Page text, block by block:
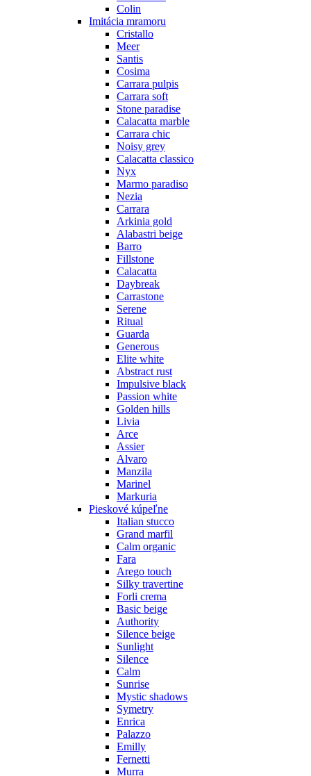
Colin
Imitácia mramoru
Cristallo
Meer
Santis
Cosima
Carrara pulpis
Carrara soft
Stone paradise
Calacatta marble
Carrara chic
Noisy grey
Calacatta classico
Nyx
Marmo paradiso
Nezia
Carrara
Arkinia gold
Alabastri beige
Barro
Fillstone
Calacatta
Daybreak
Carrastone
Serene
Ritual
Guarda
Generous
Elite white
Abstract rust
Impulsive black
Passion white
Golden hills
Livia
Arce
Assier
Alvaro
Manzila
Marinel
Markuria
Pieskové kúpeľne
Italian stucco
Grand marfil
Calm organic
Fara
Arego touch
Silky travertine
Forli crema
Basic beige
Authority
Silence beige
Sunlight
Silence
Calm
Sunrise
Mystic shadows
Symetry
Enrica
Palazzo
Emilly
Fernetti
Murra